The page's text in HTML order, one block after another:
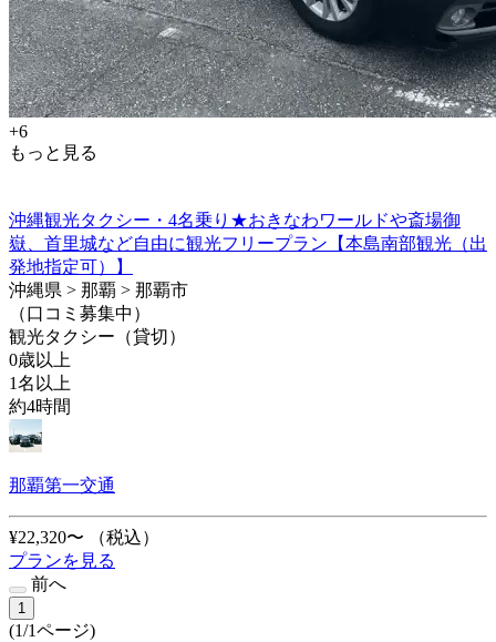
+6
もっと見る
沖縄観光タクシー・4名乗り★おきなわワールドや斎場御
嶽、首里城など自由に観光フリープラン【本島南部観光（出
発地指定可）】
沖縄県 > 那覇 > 那覇市
（口コミ募集中）
観光タクシー（貸切）
0歳以上
1名以上
約4時間
那覇第一交通
¥22,320〜
（税込）
プランを見る
前へ
1
(1/1ページ)